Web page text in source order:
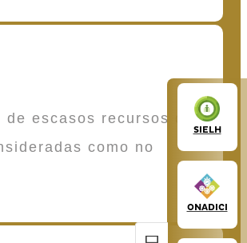
SIELH
ONADICI
escasos recursos que
como no